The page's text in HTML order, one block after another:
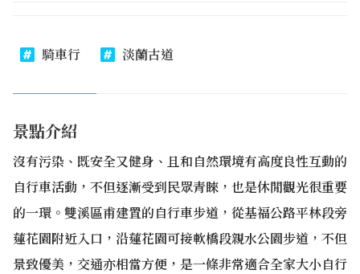
騎車行 淡蘭古道
景點介紹
沒有污染、既安全又健身、且和自然環境有高度良性互動的
自行車活動，不但逐漸受到民眾青睞，也是休閒觀光很重要
的一環。雙溪區甫建置的自行車步道，從基福公路平林段旁
蓮花園附近入口，沿蓮花園可接軟橋段親水公園步道，不但
景致優美，交通亦相當方便，是一條非常適合全家大小自行